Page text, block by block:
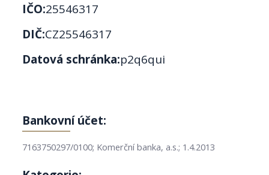
IČO:25546317
DIČ:CZ25546317
Datová schránka:p2q6qui
Bankovní účet:
7163750297/0100; Komerční banka, a.s.; 1.4.2013